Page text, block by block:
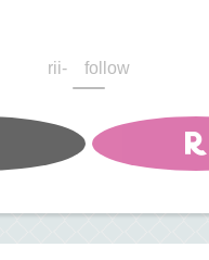
rii- follow